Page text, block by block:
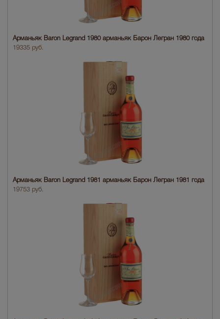
Арманьяк Baron Legrand 1980 арманьяк Барон Легран 1980 года
19335 руб.
Арманьяк Baron Legrand 1981 арманьяк Барон Легран 1981 года
19753 руб.